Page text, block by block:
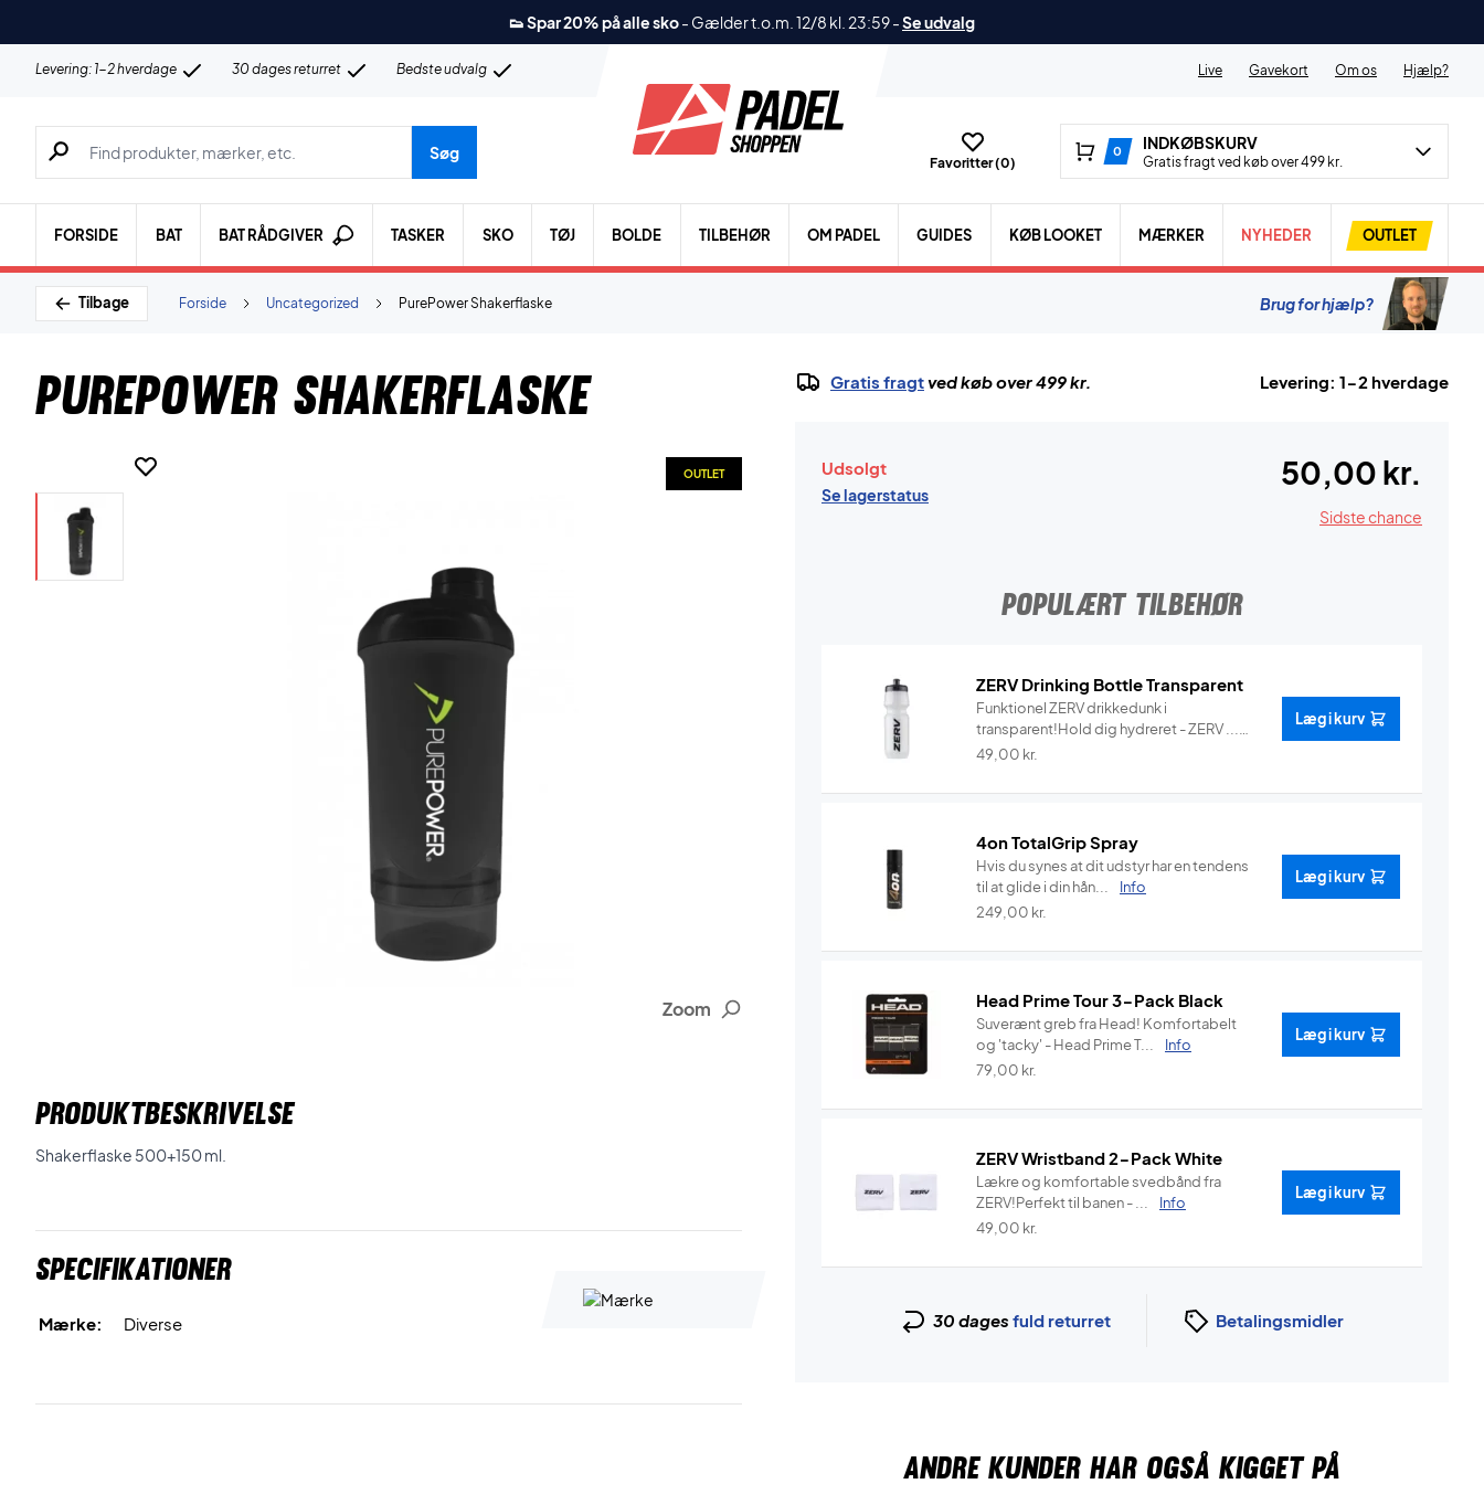
👟 Spar 20% på alle sko- Gælder t.o.m. 12/8 kl. 23:59-Se udvalg
Levering: 1-2 hverdage 30 dages returret Bedste udvalg Live Gavekort Om os Hjælp?
Søg efter produkter, mærker etc.
Søg
Favoritter (0)
0 INDKØBSKURV
Gratis fragt ved køb over 499 kr.
FORSIDE BAT BAT RÅDGIVER TASKER SKO TØJ BOLDE TILBEHØR OM PADEL GUIDES KØB LOOKET MÆRKER NYHEDER OUTLET
Tilbage PurePower Shakerflaske
Uncategorized
Forside Brug for hjælp?
PurePower Shakerflaske
Zoom
OUTLET
PRODUKTBESKRIVELSE
Shakerflaske 500+150 ml.
Specifikationer
Mærke: Diverse
Gratis fragtved køb over 499 kr. Levering: 1-2 hverdage
Udsolgt
Se lagerstatus
50,00 kr.
Sidste chance
POPULÆRT TILBEHØR
ZERV Drinking Bottle Transparent
Funktionel ZERV drikkedunk i
transparent!Hold dig hydreret - ZERV ...
Info
49,00 kr.
Læg i kurv
4on TotalGrip Spray
Hvis du synes at dit udstyr har en tendens
til at glide i din hån...
Info
249,00 kr.
Læg i kurv
Head Prime Tour 3-Pack Black
Suverænt greb fra Head! Komfortabelt
og 'tacky' - Head Prime T...
Info
79,00 kr.
Læg i kurv
ZERV Wristband 2-Pack White
Lækre og komfortable svedbånd fra
ZERV!Perfekt til banen - ...
Info
49,00 kr.
Læg i kurv
30 dages fuld returret Betalingsmidler
ANDRE KUNDER HAR OGSÅ KIGGET PÅ